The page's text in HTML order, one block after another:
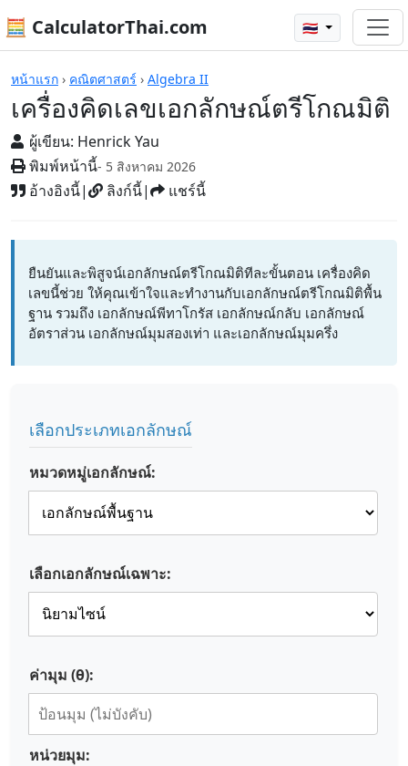
🧮 CalculatorThai.com 🇹🇭
หน้าแรก › คณิตศาสตร์ › Algebra II
เครื่องคิดเลขเอกลักษณ์ตรีโกณมิติ
ผู้เขียน: Henrick Yau
พิมพ์หน้านี้- 5 สิงหาคม 2026
อ้างอิงนี้| ลิงก์นี้| แชร์นี้
เครื่องคิดเลข
ยืนยันและพิสูจน์เอกลักษณ์ตรีโกณมิติทีละขั้นตอน เครื่องคิด
เลขนี้ช่วย ให้คุณเข้าใจและทำงานกับเอกลักษณ์ตรีโกณมิติพื้น
ฐาน รวมถึง เอกลักษณ์พีทาโกรัส เอกลักษณ์กลับ เอกลักษณ์
อัตราส่วน เอกลักษณ์มุมสองเท่า และเอกลักษณ์มุมครึ่ง
เลือกประเภทเอกลักษณ์
หมวดหมู่เอกลักษณ์:
เลือกเอกลักษณ์เฉพาะ:
ค่ามุม (θ):
หน่วยมุม: